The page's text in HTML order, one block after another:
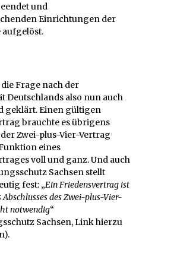
und
Einrichtungen der
aufgelöst.
Frage nach der
Deutschlands also nun auch
geklärt. Einen gültigen
brauchte es übrigens
Zwei-plus-Vier-Vertrag
eines
voll und ganz. Und auch
Sachsen stellt
fest: „Ein Friedensvertrag ist
des Zwei-plus-Vier-
notwendig“
Sachsen, Link hierzu